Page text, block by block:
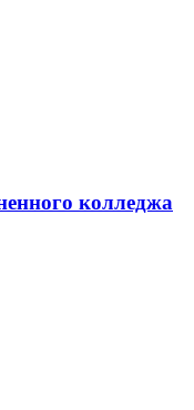
колледжа